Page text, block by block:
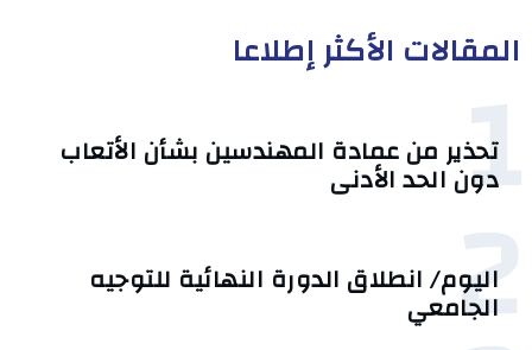
المقالات الأكثر إطلاعا
1
تحذير من عمادة المهندسين بشأن الأتعاب
دون الحد الأدنى
2
اليوم/ انطلاق الدورة النهائية للتوجيه
الجامعي